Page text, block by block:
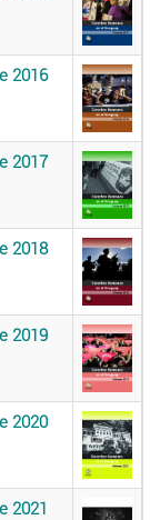
2016
2017
2018
2019
2020
2021